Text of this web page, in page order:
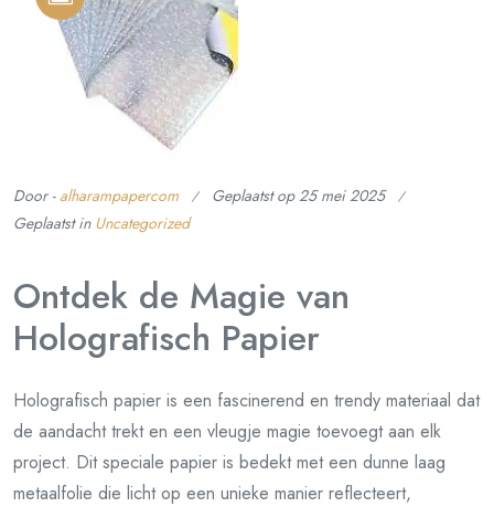
Door - alharampapercom Geplaatst op25 mei 2025
Geplaatst in Uncategorized
Ontdek de Magie van
Holografisch Papier
Holografisch papier is een fascinerend en trendy materiaal dat
de aandacht trekt en een vleugje magie toevoegt aan elk
project. Dit speciale papier is bedekt met een dunne laag
metaalfolie die licht op een unieke manier reflecteert,